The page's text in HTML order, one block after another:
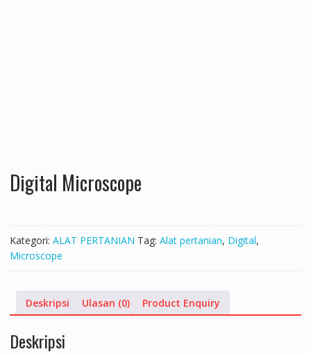
Digital Microscope
Kategori: ALAT PERTANIAN Tag: Alat pertanian, Digital,
Microscope
Deskripsi Ulasan (0) Product Enquiry
Deskripsi